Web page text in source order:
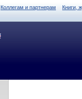
Коллегам и партнерам Книги,